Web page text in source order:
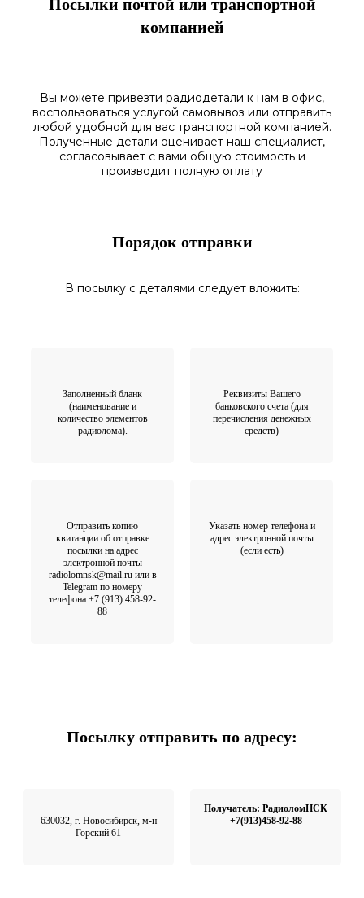
Посылки почтой или транспортной
компанией
Вы можете привезти радиодетали к нам в офис,
воспользоваться услугой самовывоз или отправить
любой удобной для вас транспортной компанией.
Полученные детали оценивает наш специалист,
согласовываетс вами общую стоимость и
производит полную оплату
Порядок отправки
В посылку с деталями следует вложить:
Заполненный бланк
(наименование и
количество элементов
радиолома).
Реквизиты Вашего
банковского счета (для
перечисления денежных
средств)
Отправить копию
квитанции об отправке
посылки на адрес
электронной почты
radiolomnsk@mail.ru или в
Telegram по номеру
телефона +7 (913) 458-92-
88
Указать номер телефона и
адрес электронной почты
(если есть)
Посылку отправить по адресу:
630032, г. Новосибирск, м-н
Горский 61
Получатель: РадиоломНСК
+7(913)458-92-88